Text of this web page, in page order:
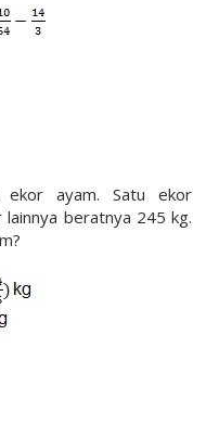
ayam. Satu ekor
beratnya 245 kg.